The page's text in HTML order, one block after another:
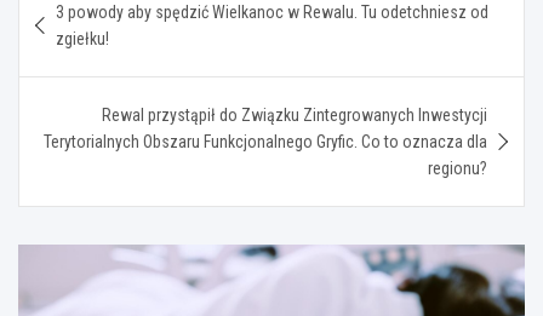
wpisu
3 powody aby spędzić Wielkanoc w Rewalu. Tu odetchniesz od
zgiełku!
Rewal przystąpił do Związku Zintegrowanych Inwestycji
Terytorialnych Obszaru Funkcjonalnego Gryfic. Co to oznacza dla
regionu?